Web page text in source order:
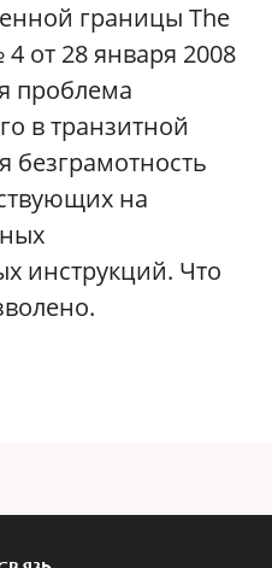
границы The
от 28 января 2008
проблема
в транзитной
на
инструкций. Что